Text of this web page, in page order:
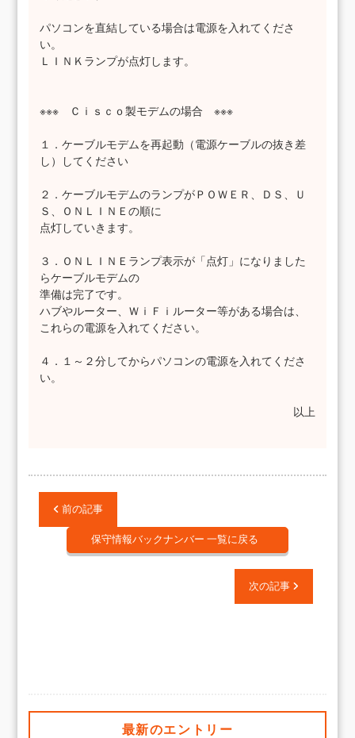
パソコンを直結している場合は電源を入れてくださ
い。
ＬＩＮＫランプが点灯します。
※※※ Ｃｉｓｃｏ製モデムの場合 ※※※
１．ケーブルモデムを再起動（電源ケーブルの抜き差
し）してください
２．ケーブルモデムのランプがＰＯＷＥＲ、ＤＳ、Ｕ
Ｓ、ＯＮＬＩＮＥの順に
点灯していきます。
３．ＯＮＬＩＮＥランプ表示が「点灯」になりました
らケーブルモデムの
準備は完了です。
ハブやルーター、ＷｉＦｉルーター等がある場合は、
これらの電源を入れてください。
４．１～２分してからパソコンの電源を入れてくださ
い。
以上
前の記事
保守情報バックナンバー 一覧に戻る
次の記事
最新のエントリー